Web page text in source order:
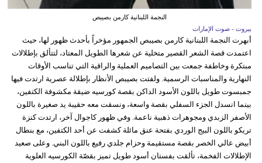
النجمة اللبنانية كارمن بصيبص
بيروت - صوت الإمارات
أبهرت النجمة اللبنانية كارمن بصيبص الجمهور مؤخراً بأحدث ظهور لها، حيث
اعتمدت قصة الشعر القصير متخلية عن شعرها الطويل المعتاد، لتتألق بإطلالات
مبتكرة وخاطفة جمعت بين التصاميم العملية والراقية التي تناسب الأوقات
النهارية والمناسبات الرسمية. ولفتت بصيبص الأنظار بإطلالة عصرية ارتدت فيها
جمبسوت طويل باللون الأسود الداكن بقصة كورسيه ضيقة مكشوفة الكتفين،
بينما انسدل الجزء السفلي بقصة واسعة، ونسقت معه حقيبة يد صغيرة باللون
الأصفر الزبدي ومجوهرات ذهبية ناعمة. وفي ظهور كاجوال آخر، ارتدت كنزة
تريكو باللون البيج الوردي بفتحة عنق مائلة كشفت عن أحد الكتفين، مع بنطال
أبيض عالي الخصر بقصة مستقيمة وحزام جلدي رفيع باللون البني. وعلى صعيد
الإطلالات الفخمة، تألقت بفستان أسود طويل تميز بقصّة الكورسيه العلوية